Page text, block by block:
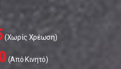
(Χωρίς Χρέωση)
(Από Κινητό)